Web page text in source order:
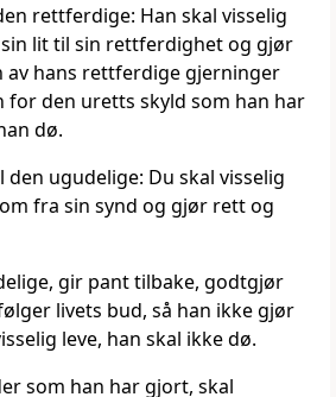
rettferdige: Han skal visselig
lit til sin rettferdighet og gjør
av hans rettferdige gjerninger
for den uretts skyld som han har
dø.
den ugudelige: Du skal visselig
fra sin synd og gjør rett og
gir pant tilbake, godtgjør
livets bud, så han ikke gjør
leve, han skal ikke dø.
som han har gjort, skal